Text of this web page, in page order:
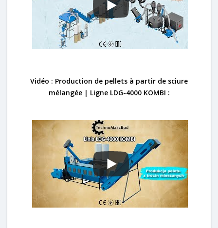
Vidéo : Production de pellets à partir de sciure
mélangée | Ligne LDG-4000 KOMBI :